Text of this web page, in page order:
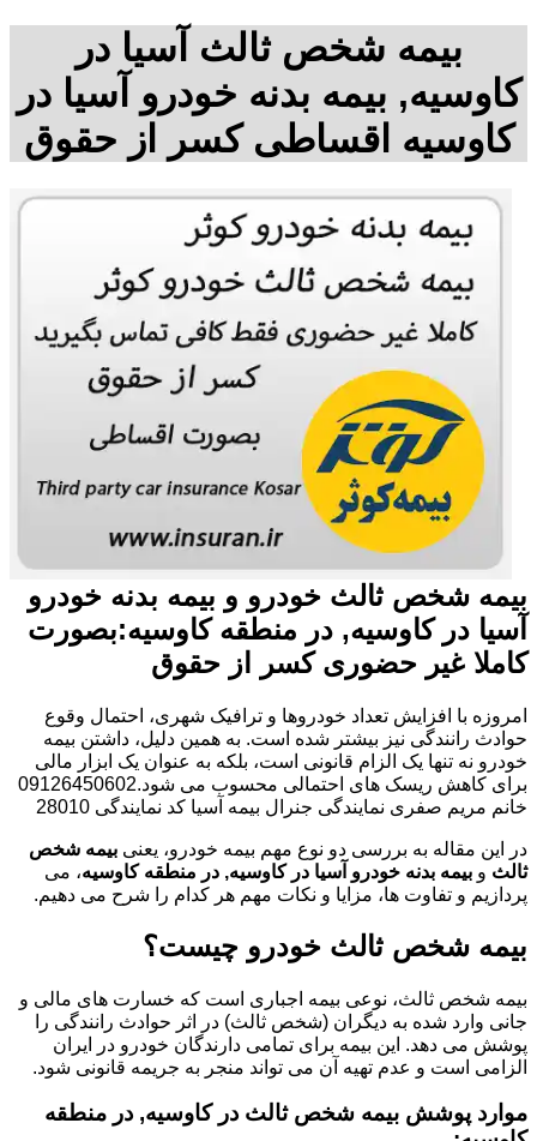
بیمه شخص ثالث آسیا در
کاوسیه, بیمه بدنه خودرو آسیا در
کاوسیه اقساطی کسر از حقوق
بیمه شخص ثالث خودرو و بیمه بدنه خودرو
آسیا در کاوسیه, در منطقه کاوسیه:بصورت
کاملا غیر حضوری کسر از حقوق
امروزه با افزایش تعداد خودروها و ترافیک شهری، احتمال وقوع
حوادث رانندگی نیز بیشتر شده است. به همین دلیل، داشتن بیمه
خودرو نه تنها یک الزام قانونی است، بلکه به عنوان یک ابزار مالی
برای کاهش ریسک های احتمالی محسوب می شود.09126450602
خانم مریم صفری نمایندگی جنرال بیمه آسیا کد نمایندگی 28010
در این مقاله به بررسی دو نوع مهم بیمه خودرو، یعنی بیمه شخص
ثالث و بیمه بدنه خودرو آسیا در کاوسیه, در منطقه کاوسیه، می
پردازیم و تفاوت ها، مزایا و نکات مهم هر کدام را شرح می دهیم.
بیمه شخص ثالث خودرو چیست؟
بیمه شخص ثالث، نوعی بیمه اجباری است که خسارت های مالی و
جانی وارد شده به دیگران (شخص ثالث) در اثر حوادث رانندگی را
پوشش می دهد. این بیمه برای تمامی دارندگان خودرو در ایران
الزامی است و عدم تهیه آن می تواند منجر به جریمه قانونی شود.
موارد پوشش بیمه شخص ثالث در کاوسیه, در منطقه